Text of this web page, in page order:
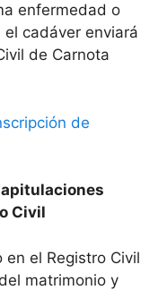
enfermedad o
cadáver enviará
de Carnota
de
Civil
el Registro Civil
matrimonio y